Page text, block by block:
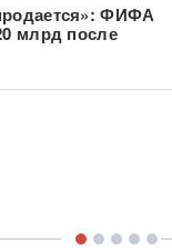
ФИФА
млрд после